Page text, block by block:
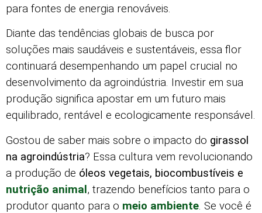
para fontes de energia renováveis.
Diante das tendências globais de busca por
soluções mais saudáveis e sustentáveis, essa flor
continuará desempenhando um papel crucial no
desenvolvimento da agroindústria. Investir em sua
produção significa apostar em um futuro mais
equilibrado, rentável e ecologicamente responsável.
Gostou de saber mais sobre o impacto do girassol
na agroindústria? Essa cultura vem revolucionando
a produção de óleos vegetais, biocombustíveis e
nutrição animal , trazendo benefícios tanto para o
produtor quanto para o meio ambiente. Se você é